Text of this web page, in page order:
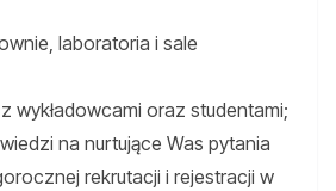
laboratoria i sale
wykładowcami oraz studentami;
na nurtujące Was pytania
rekrutacji i rejestracji w